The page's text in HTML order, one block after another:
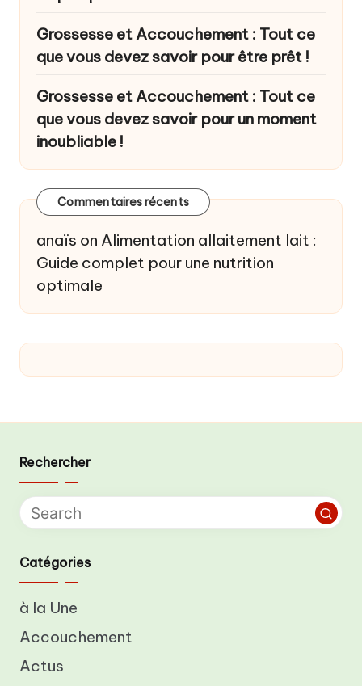
Grossesse et Accouchement : Tout ce
que vous devez savoir pour être prêt !
Grossesse et Accouchement : Tout ce
que vous devez savoir pour un moment
inoubliable !
Commentaires récents
anaïs on Alimentation allaitement lait :
Guide complet pour une nutrition
optimale
Rechercher
Catégories
à la Une
Accouchement
Actus